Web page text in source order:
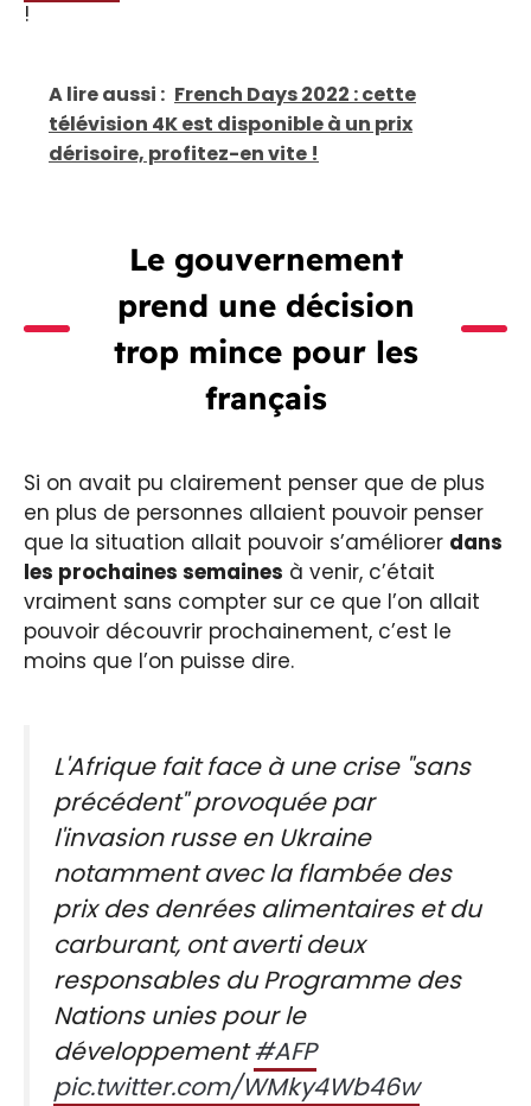
!
A lire aussi : French Days 2022 : cette
télévision 4K est disponible à un prix
dérisoire, profitez-en vite !
Le gouvernement
prend une décision
trop mince pour les
français
Si on avait pu clairement penser que de plus
en plus de personnes allaient pouvoir penser
que la situation allait pouvoir s’améliorer dans
les prochaines semaines à venir, c’était
vraiment sans compter sur ce que l’on allait
pouvoir découvrir prochainement, c’est le
moins que l’on puisse dire.
L'Afrique fait face à une crise "sans
précédent" provoquée par
l'invasion russe en Ukraine
notamment avec la flambée des
prix des denrées alimentaires et du
carburant, ont averti deux
responsables du Programme des
Nations unies pour le
développement#AFP
pic.twitter.com/WMky4Wb46w